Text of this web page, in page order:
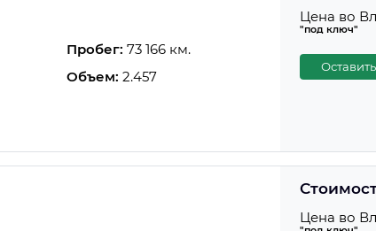
Пробег: 73 166 км.
Объем: 2.457
Цена во
"под ключ"
Цена во